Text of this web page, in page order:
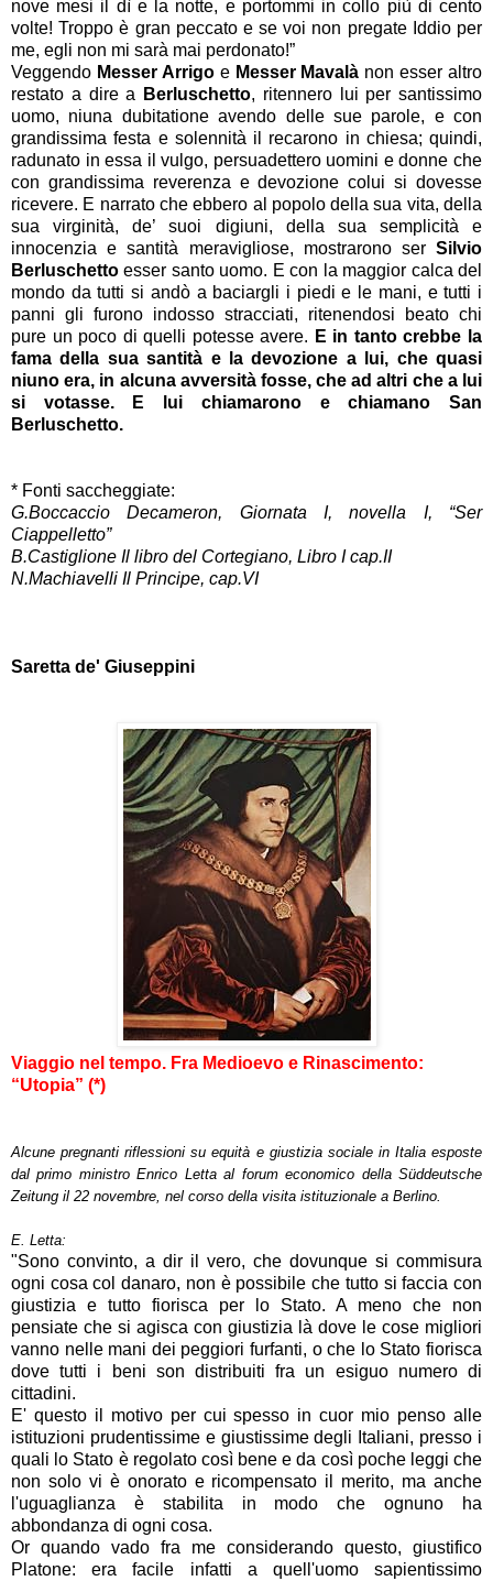
nove mesi il dì e la notte, e portommi in collo più di cento
volte! Troppo è gran peccato e se voi non pregate Iddio per
me, egli non mi sarà mai perdonato!”
Veggendo Messer Arrigoe Messer Mavalà non esser altro
restato a dire a
Berluschetto, ritennero lui per santissimo
uomo, niuna dubitatione avendo delle sue parole, e con
grandissima festa e solennità il recarono in chiesa; quindi,
radunato in essa il vulgo, persuadettero uomini e donne che
con grandissima reverenza e devozione colui si dovesse
ricevere. E narrato che ebbero al popolo della sua vita, della
sua virginità, de’ suoi digiuni, della sua semplicità e
innocenzia e santità meravigliose, mostrarono ser Silvio
Berluschetto esser santo uomo. E con la maggior calca del
mondo da tutti si andò a baciargli i piedi e le mani, e tutti i
panni gli furono indosso stracciati, ritenendosi beato chi
pure un poco di quelli potesse avere. E in tanto crebbe la
fama della sua santità e la devozione a lui, che quasi
niuno era, in alcuna avversità fosse, che ad altri che a lui
si votasse. E lui chiamarono e chiamano San
Berluschetto.
* Fonti saccheggiate:
G.Boccaccio Decameron, Giornata I, novella I, “Ser
Ciappelletto”
B.Castiglione Il libro del Cortegiano, Libro I cap.II
N.Machiavelli Il Principe, cap.VI
Saretta de' Giuseppini
Viaggio nel tempo. Fra Medioevo e Rinascimento:
“Utopia” (*)
Alcune pregnanti riflessioni su equità e giustizia sociale in Italia esposte
dal primo ministro Enrico Letta al forum economico della Süddeutsche
Zeitung il 22 novembre, nel corso della visita istituzionale a Berlino.
E. Letta:
"Sono convinto, a dir il vero, che dovunque si commisura
ogni cosa col danaro, non è possibile che tutto si faccia con
giustizia e tutto fiorisca per lo Stato. A meno che non
pensiate che si agisca con giustizia là dove le cose migliori
vanno nelle mani dei peggiori furfanti, o che lo Stato fiorisca
dove tutti i beni son distribuiti fra un esiguo numero di
cittadini.
E' questo il motivo per cui spesso in cuor mio penso alle
istituzioni prudentissime e giustissime degli Italiani, presso i
quali lo Stato è regolato così bene e da così poche leggi che
non solo vi è onorato e ricompensato il merito, ma anche
l'uguaglianza è stabilita in modo che ognuno ha
abbondanza di ogni cosa.
Or quando vado fra me considerando questo, giustifico
Platone: era facile infatti a quell'uomo sapientissimo